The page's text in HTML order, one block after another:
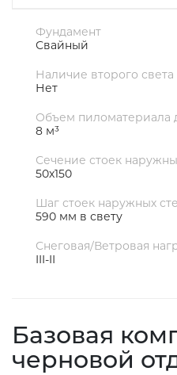
Фундамент
Свайный
Наличие второго света
Нет
Объем пиломатериала
8 м³
Сечение стоек
50х150
Шаг стоек наружных
590 мм в свету
Снеговая/Ветровая
III-II
Базовая
черновой